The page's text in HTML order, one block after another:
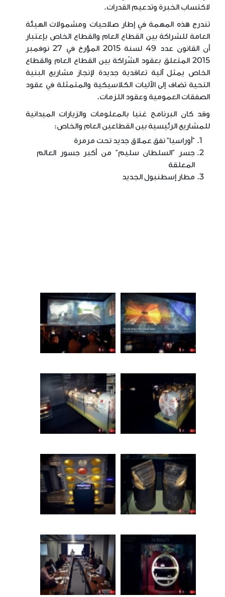
لاكتساب الخبرة وتدعيم القدرات.
تندرج هذه المهمة في إطار صلاحيات ومشمولات الهيئة
العامة للشراكة بين القطاع العام والقطاع الخاص بإعتبار
أن القانون عدد 49 لسنة 2015 المؤرخ في 27 نوفمبر
2015 المتعلق بعقود الشّراكة بين القطاع العام والقطاع
الخاص يمثل آلية تعاقدية جديدة لإنجاز مشاريع البنية
التحية تضاف إلى الآليات الكلاسيكية والمتمثلة في عقود
الصفقات العمومية وعقود اللزمات.
وقد كان البرنامج غنيا بالمعلومات والزيارات الميدانية
للمشاريع الرئيسية بين القطاعين العام والخاص:
"أوراسيا" نفق عملاق جديد تحت مرمرة
جسر "السلطان سليم" من أكبر جسور العالم
المعلقة
مطار إسطنبول الجديد